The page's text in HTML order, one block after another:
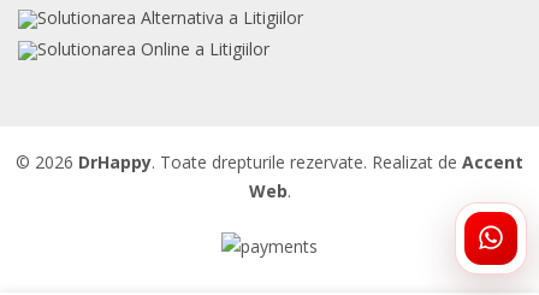
© 2026 DrHappy. Toate drepturile rezervate. Realizat de Accent
Web.